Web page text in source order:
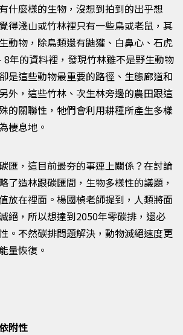
什麼樣的生物，沒想到拍到的出乎想
得淺山或竹林裡只有一些鳥或老鼠，其
動物，除鳥類還有鼬獾、白鼻心、石虎
年的資料裡，發現竹林雖不是野生動物
是這些動物最重要的路徑、生態廊道和
外，這些竹林、次生林旁邊的農田跟這
的關聯性，牠們會利用耕種所產生多樣
棲息地。
匯，這目前最夯的事連上關係？在討論
了造林跟碳匯間，生物多樣性的議題，
放在裡面。楊國楨老師提到，人類將面
絕，所以想達到2050年零碳排，還必
。不然碳排問題解決，動物滅絕速度更
量恢復。
附性